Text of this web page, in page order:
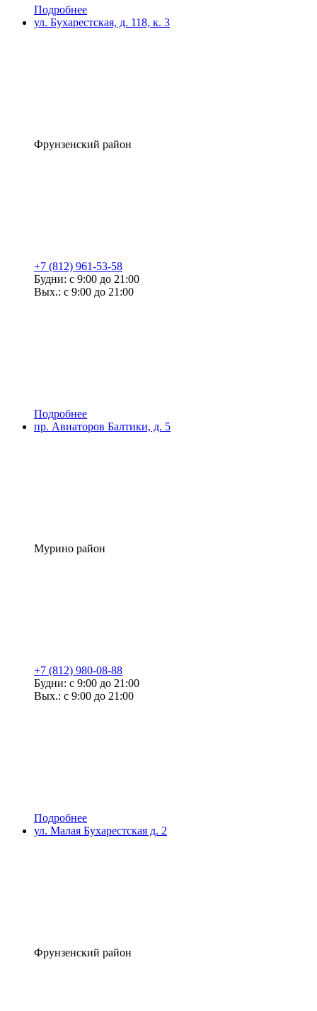
Подробнее
ул. Бухарестская, д. 118, к. 3
Фрунзенский район
+7 (812) 961-53-58
Будни: с 9:00 до 21:00
Вых.: с 9:00 до 21:00
Подробнее
пр. Авиаторов Балтики, д. 5
Мурино район
+7 (812) 980-08-88
Будни: с 9:00 до 21:00
Вых.: с 9:00 до 21:00
Подробнее
ул. Малая Бухарестская д. 2
Фрунзенский район